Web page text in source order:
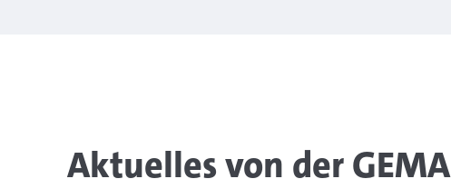
Aktuelles von der GEMA